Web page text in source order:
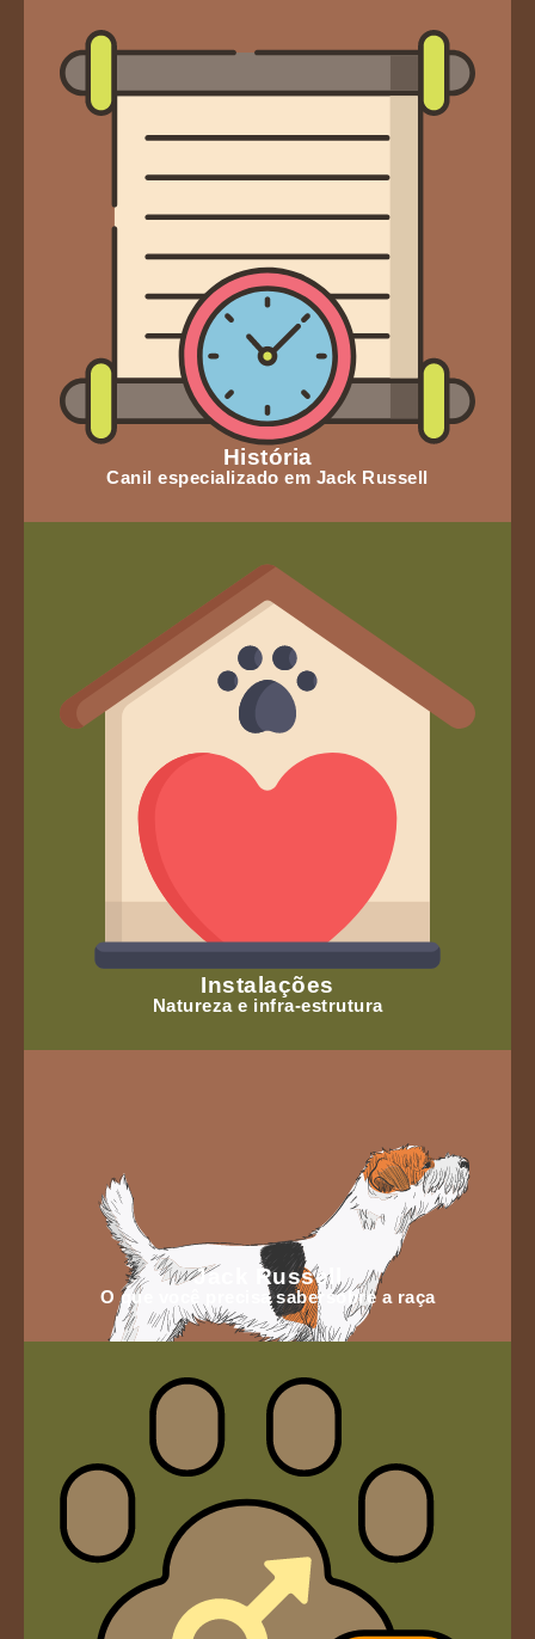
História
Canil especializado em Jack Russell
Instalações
Natureza e infra-estrutura
Jack Russell
O que você precisa sabersobre a raça